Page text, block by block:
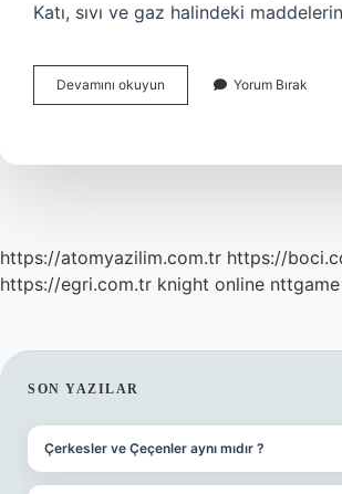
Katı, sıvı ve gaz halindeki
Devamını okuyun
Basınç
Yorum Bırak
https://atomyazilim.com.tr https://
https://egri.com.tr knight online nttgame
SIDEBAR
SON YAZILAR
Çerkesler ve Çeçenler aynı mıdır ?